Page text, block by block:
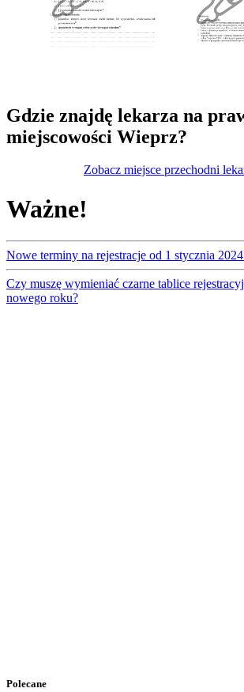
Gdzie znajdę lekarza na
miejscowości Wieprz?
Zobacz miejsce przechodni
Ważne!
Nowe terminy na rejestracje od 1 stycznia
Czy muszę wymieniać czarne tablice
nowego roku?
Polecane